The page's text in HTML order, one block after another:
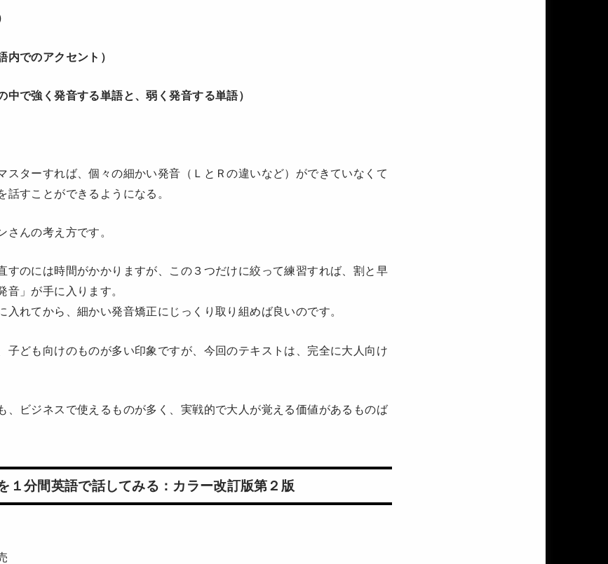
でのアクセント）
で強く発音する単語と、弱く発音する単語）
スターすれば、個々の細かい発音（ＬとＲの違いなど）ができていなくて
話すことができるようになる。
さんの考え方です。
すのには時間がかかりますが、この３つだけに絞って練習すれば、割と早
音」が手に入ります。
入れてから、細かい発音矯正にじっくり取り組めば良いのです。
子ども向けのものが多い印象ですが、今回のテキストは、完全に大人向け
、ビジネスで使えるものが多く、実戦的で大人が覚える価値があるものば
１分間英語で話してみる：カラー改訂版第２版